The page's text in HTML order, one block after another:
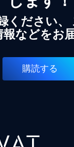
ください、
などをお
購読する